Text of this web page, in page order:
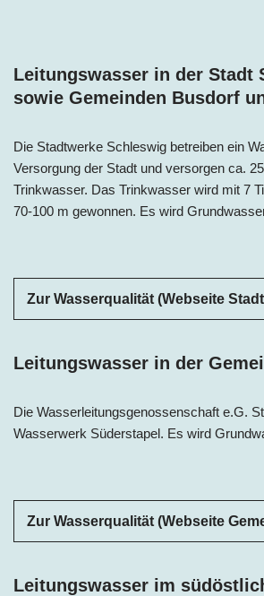
Leitungswasser in der Stadt
sowie Gemeinden Busdorf
Die Stadtwerke Schleswig betreiben ein
Versorgung der Stadt und versorgen ca.
Trinkwasser. Das Trinkwasser wird mit 7
70-100 m gewonnen. Es wird
Zur Wasserqualität (Webseite
Leitungswasser in der
Die Wasserleitungsgenossenschaft e.G.
Wasserwerk Süderstapel. Es wird
Zur Wasserqualität (Webseite
Leitungswasser im